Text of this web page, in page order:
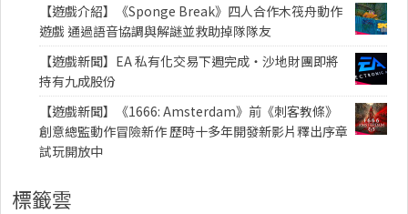
【遊戲介紹】《Sponge Break》四人合作木筏舟動作
遊戲 通過語音協調與解謎並救助掉隊隊友
【遊戲新聞】EA 私有化交易下週完成・沙地財團即將
持有九成股份
【遊戲新聞】《1666: Amsterdam》前《刺客教條》
創意總監動作冒險新作 歷時十多年開發新影片釋出序章
試玩開放中
標籤雲